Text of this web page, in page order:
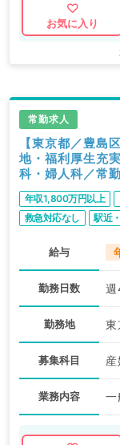
お気に入り
常勤求人
【東京都／豊
地・福利厚生充
科・婦人科／常勤
年収1,800万円以上
救急対応なし
駅近
給与
勤務日数
勤務地 東
募集科目
業務内容